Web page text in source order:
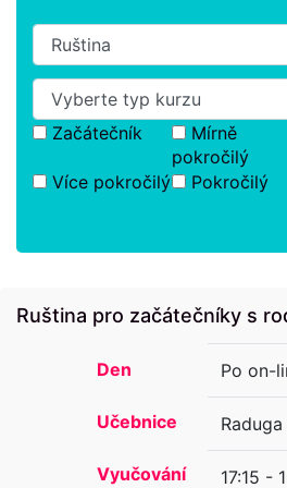
Začátečník
Mírně
pokročilý
Více pokročilý
Pokročilý
Ruština pro začátečníky s
Den
Učebnice
Vyučování
Po on-
17:15 -